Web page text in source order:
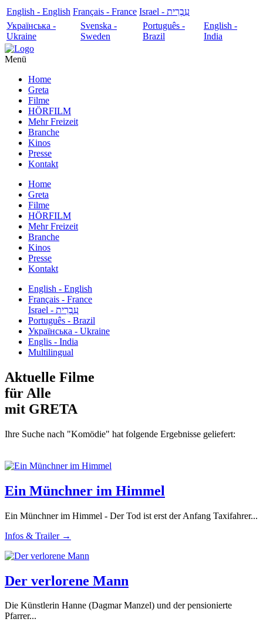
English - English Français - France
עִבְרִית - Israel
Українська -
Ukraine
Svenska -
Sweden
Português -
Brazil
English -
India
Menü
Home
Greta
Filme
HÖRFILM
Mehr Freizeit
Branche
Kinos
Presse
Kontakt
Home
Greta
Filme
HÖRFILM
Mehr Freizeit
Branche
Kinos
Presse
Kontakt
English - English
Français - France
עִבְרִית - Israel
Português - Brazil
Українська - Ukraine
Englis - India
Multilingual
Aktuelle Filme
für Alle
mit GRETA
Ihre Suche nach "Komödie" hat folgende Ergebnisse geliefert:
Ein Münchner im Himmel
Ein Münchner im Himmel - Der Tod ist erst der Anfang Taxifahrer...
Infos & Trailer →
Der verlorene Mann
Die Künstlerin Hanne (Dagmar Manzel) und der pensionierte
Pfarrer...